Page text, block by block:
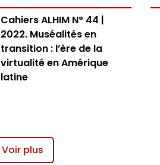
Cahiers ALHIM N° 44 |
2022. Muséalités en
transition : l’ère de la
virtualité en Amérique
latine
Voir plus